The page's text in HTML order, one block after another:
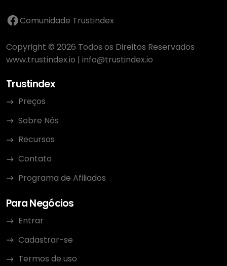
Comunidade Trustindex
Copyright © 2026 Todos os Direitos Reservados
www.trustindex.io | info@trustindex.io
Trustindex
Preços
Sobre Nós
Recursos
Contato
Programa de Afiliados
Para Negócios
Entrar
Cadastrar-se
Termos de uso